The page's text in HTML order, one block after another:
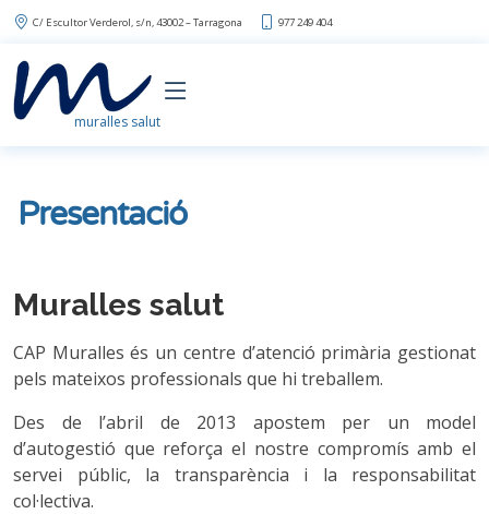
C/ Escultor Verderol, s/n, 43002 – Tarragona 977 249 404
muralles salut
Presentació
Muralles salut
CAP Muralles és un centre d’atenció primària gestionat
pels mateixos professionals que hi treballem.
Des de l’abril de 2013 apostem per un model
d’autogestió que reforça el nostre compromís amb el
servei públic, la transparència i la responsabilitat
col·lectiva.